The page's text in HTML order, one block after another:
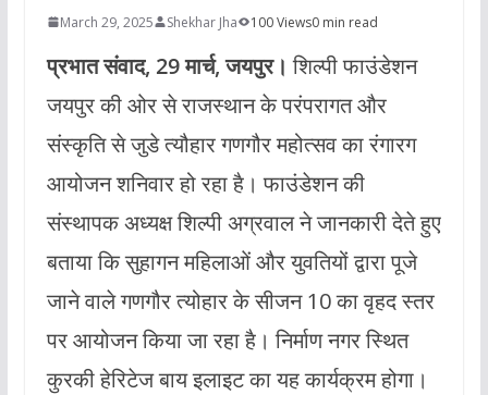
March 29, 2025 Shekhar Jha 100 Views0 min read
प्रभात संवाद, 29 मार्च, जयपुर। शिल्पी फाउंडेशन
जयपुर की ओर से राजस्थान के परंपरागत और
संस्कृति से जुडे त्यौहार गणगौर महोत्सव का रंगारग
आयोजन शनिवार हो रहा है। फाउंडेशन की
संस्थापक अध्यक्ष शिल्पी अग्रवाल ने जानकारी देते हुए
बताया कि सुहागन महिलाओं और युवतियों द्वारा पूजे
जाने वाले गणगौर त्योहार के सीजन 10 का वृहद स्तर
पर आयोजन किया जा रहा है। निर्माण नगर स्थित
कुरकी हेरिटेज बाय इलाइट का यह कार्यक्रम होगा।